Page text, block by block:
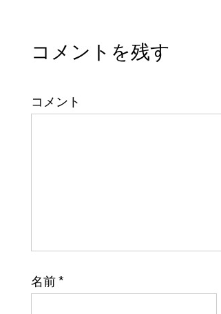
コメントを残す
コメント
名前*